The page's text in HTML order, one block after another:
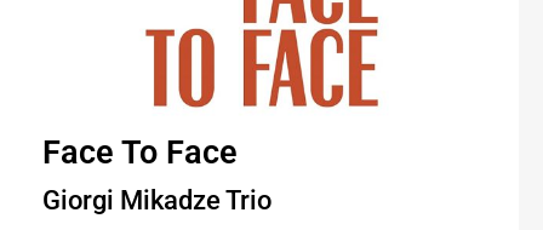
Face To Face
Giorgi Mikadze Trio